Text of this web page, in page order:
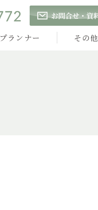
プランナー その他